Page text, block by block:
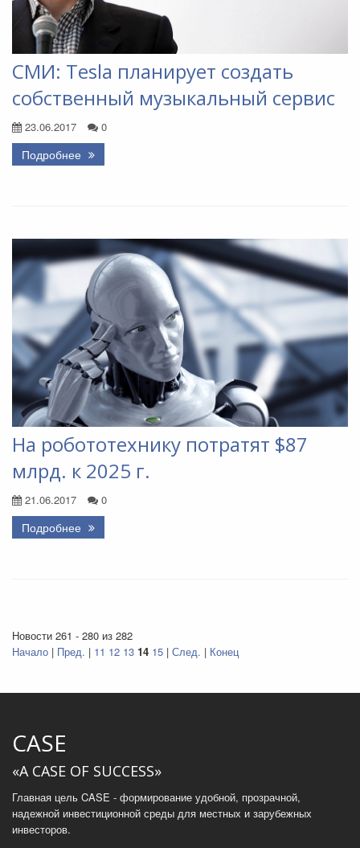
СМИ: Tesla планирует создать
собственный музыкальный сервис
23.06.2017 0
Подробнее
На робототехнику потратят $87
млрд. к 2025 г.
21.06.2017 0
Подробнее
Новости 261 - 280 из 282
Начало | Пред. | 11 12 13 14 15 | След. | Конец
CASE
«A CASE OF SUCCESS»
Главная цель CASE - формирование удобной, прозрачной,
надежной инвестиционной среды для местных и зарубежных
инвесторов.